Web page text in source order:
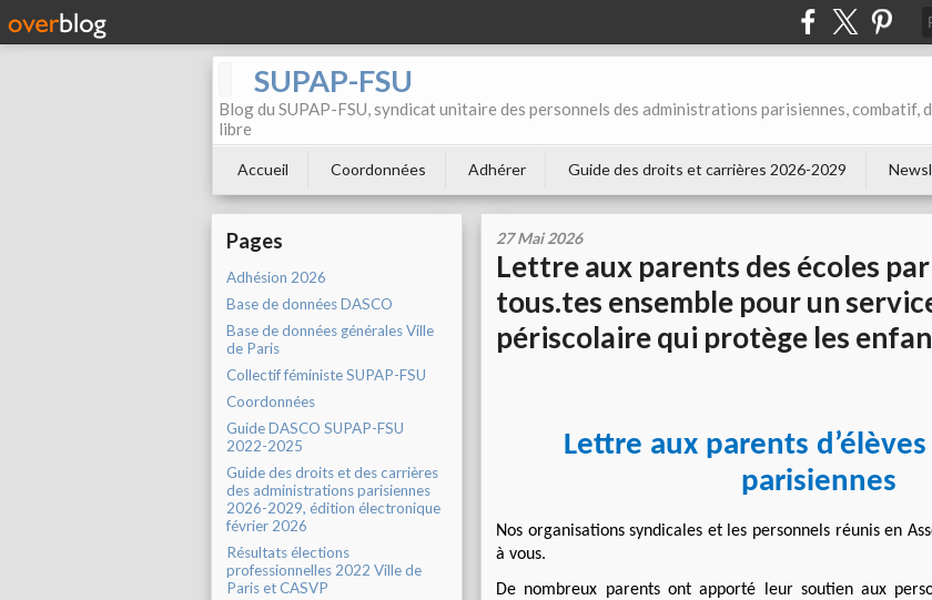
SUPAP-FSU
Blog du SUPAP-FSU, syndicat unitaire des personnels des administrations parisiennes, combatif,
libre
Accueil Coordonnées Adhérer Guide des droits et carrières 2026-2029
Pages
Adhésion 2026
Base de données DASCO
Base de données générales Ville
de Paris
Collectif féministe SUPAP-FSU
Coordonnées
Guide DASCO SUPAP-FSU
2022-2025
Guide des droits et des carrières
des administrations parisiennes
2026-2029, édition électronique
février 2026
Résultats élections
professionnelles 2022 Ville de
Paris et CASVP
27 Mai 2026
Lettre aux parents des écoles
tous.tes ensemble pour un
périscolaire qui protège les
Lettre aux parents
parisiennes
Nos organisations syndicales et les personnels réunis en
à vous.
De nombreux parents ont apporté leur soutien aux